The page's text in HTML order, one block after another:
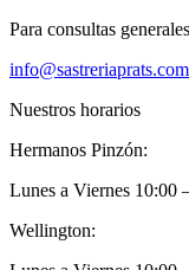
Para consultas generales
info@sastreriaprats.com
Nuestros horarios
Hermanos Pinzón:
Lunes a Viernes 10:00
Wellington: